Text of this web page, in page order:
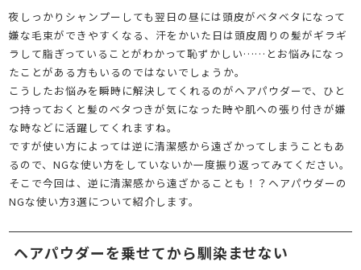
夜しっかりシャンプーしても翌日の昼には頭皮がベタベタになって
嫌な毛束ができやすくなる、汗をかいた日は頭皮周りの髪がギラギ
ラして脂ぎっていることがわかって恥ずかしい……とお悩みになっ
たことがある方もいるのではないでしょうか。
こうしたお悩みを瞬時に解決してくれるのがヘアパウダーで、ひと
つ持っておくと髪のベタつきが気になった時や肌への張り付きが嫌
な時などに活躍してくれますね。
ですが使い方によっては逆に清潔感から遠ざかってしまうこともあ
るので、NGな使い方をしていないか一度振り返ってみてください。
そこで今回は、逆に清潔感から遠ざかることも！？ヘアパウダーの
NGな使い方3選について紹介します。
ヘアパウダーを乗せてから馴染ませない